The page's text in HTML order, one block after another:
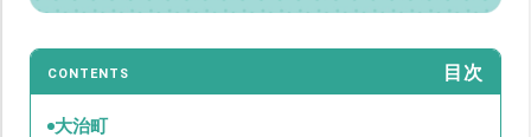
CONTENTS 目次
大治町